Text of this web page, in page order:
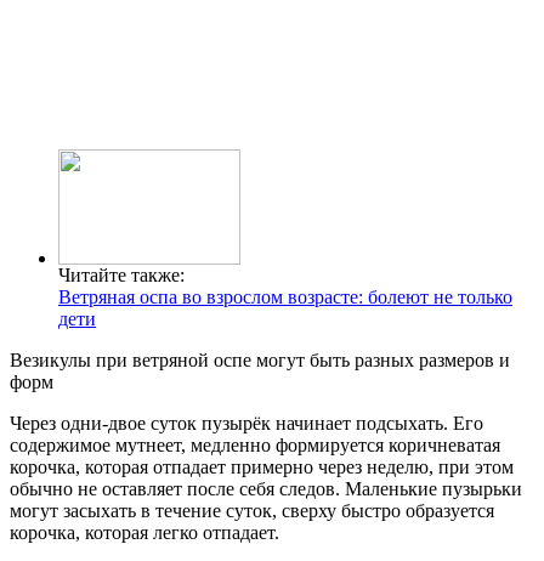
Читайте также:
Ветряная оспа во взрослом возрасте: болеют не только
дети
Везикулы при ветряной оспе могут быть разных размеров и
форм
Через одни-двое суток пузырёк начинает подсыхать. Его
содержимое мутнеет, медленно формируется коричневатая
корочка, которая отпадает примерно через неделю, при этом
обычно не оставляет после себя следов. Маленькие пузырьки
могут засыхать в течение суток, сверху быстро образуется
корочка, которая легко отпадает.